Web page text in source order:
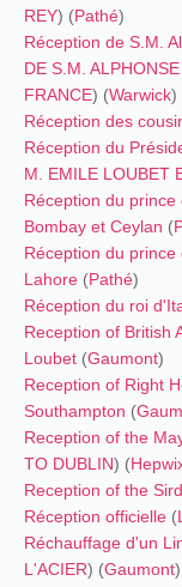
REY) (Pathé)
Réception de S.M.
DE S.M.
FRANCE) (Warwick)
Réception des
Réception du
M. EMILE LOUBET
Réception du
Bombay et Ceylan (
Réception du
Lahore (Pathé)
Réception du roi
Reception of British
Loubet (Gaumont)
Reception of Right
Southampton (
Reception of the
TO DUBLIN) (
Reception of the
Réception officielle (
Réchauffage d'un
L'ACIER) (Gaumont)